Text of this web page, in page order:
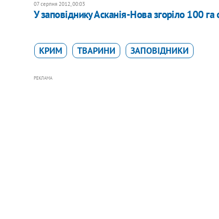
07 серпня 2012, 00:03
​У заповіднику Асканія-Нова згоріло 100 га
КРИМ ТВАРИНИ ЗАПОВІДНИКИ
РЕКЛАМА